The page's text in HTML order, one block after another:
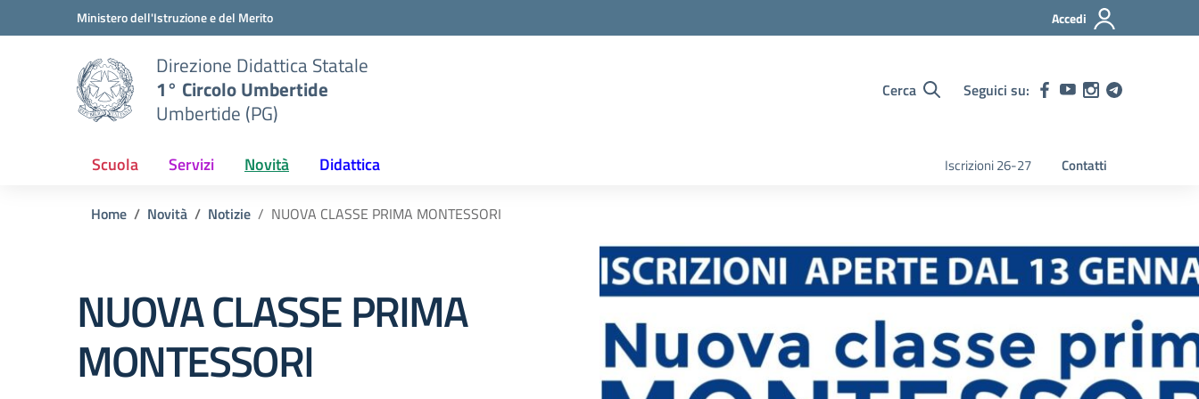
Vai ai contenuti
Vai al menu di navigazioneMinistero dell'Istruzione e del Merito Accedi
Direzione Didattica Statale
1° Circolo Umbertide
Umbertide (PG)
Cerca Seguici su:
Scuola Servizi Novità Didattica Iscrizioni 26-27 Contatti
Home Novità Notizie NUOVA CLASSE PRIMA MONTESSORI
NUOVA CLASSE PRIMA
MONTESSORI